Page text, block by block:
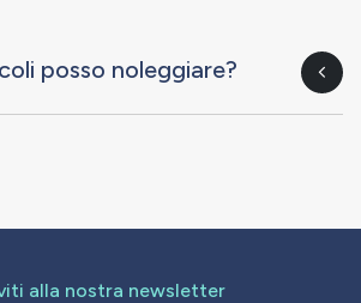
posso noleggiare?
alla nostra newsletter